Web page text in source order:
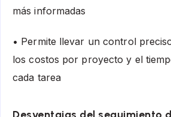
más informadas
• Permite llevar un control
los costos por proyecto y el
cada tarea
Desventajas del seguimiento